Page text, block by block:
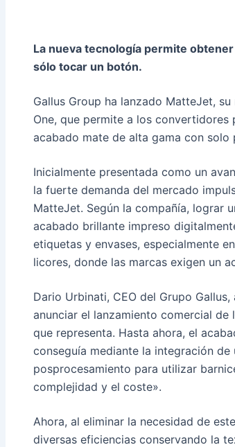
La nueva tecnología permite
sólo tocar un botón.
Gallus Group ha lanzado MatteJet,
One, que permite a los
acabado mate de alta gama con solo
Inicialmente presentada como un
la fuerte demanda del mercado
MatteJet. Según la compañía, lograr
acabado brillante impreso
etiquetas y envases, especialmente
licores, donde las marcas exigen un
Dario Urbinati, CEO del Grupo
anunciar el lanzamiento comercial
que representa. Hasta ahora, el
conseguía mediante la integración
posprocesamiento para utilizar
complejidad y el coste».
Ahora, al eliminar la necesidad de
diversas eficiencias conservando la